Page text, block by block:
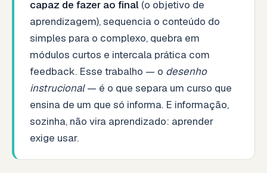
capaz de fazer ao final (o objetivo de
aprendizagem), sequencia o conteúdo do
simples para o complexo, quebra em
módulos curtos e intercala prática com
feedback. Esse trabalho — o desenho
instrucional— é o que separa um curso que
ensina de um que só informa. E informação,
sozinha, não vira aprendizado: aprender
exige usar.